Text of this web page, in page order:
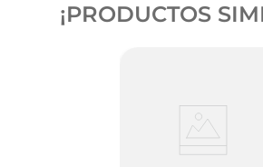
¡PRODUCTOS